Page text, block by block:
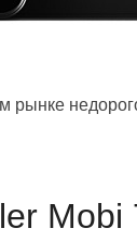
рынке
Mobi